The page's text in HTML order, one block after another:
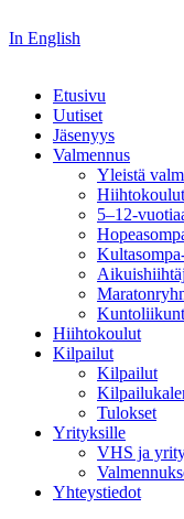
In English
Etusivu
Uutiset
Jäsenyys
Valmennus
Yleistä
5–12-
Hiihtokoulut
Kilpailut
Kilpailut
Tulokset
Yrityksille
VHS ja
Yhteystiedot